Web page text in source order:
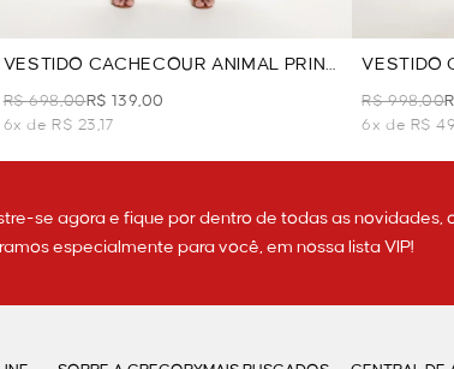
VESTIDO CACHECOUR ANIMAL PRINT
- AZUL
R$ 698,00R$ 139,00
6x de R$ 23,17
VESTIDO
BEGE
R$ 998,00
6x de R$
se agora e fique por dentro de todas as novidades,
especialmente para você, em nossa lista VIP!